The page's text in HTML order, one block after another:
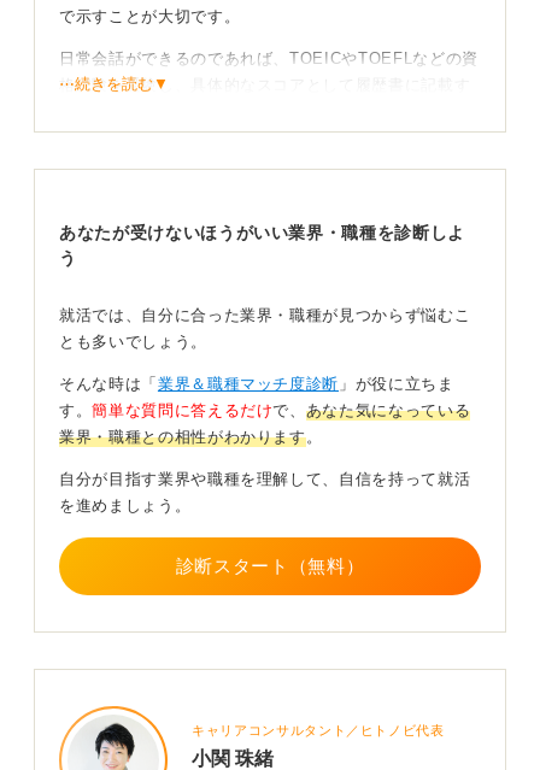
で示すことが大切です。
日常会話ができるのであれば、TOEICやTOEFLなどの資
格試験を受験し、具体的なスコアとして履歴書に記載す
性が高いです。
実際に未経験からでも挑戦しやすい業界としては、海外
とのやり取りがある商社やメーカー、IT企業などが挙げ
られます。
また、空港のグランドスタッフや鉄道会社、インバウン
ド需要の多いホテルや百貨店などの接客業も英語力を活
かすチャンスが豊富にあります。
外資系企業であれば、社内の公用語が英語という場合も
少なくありません。まずは、こうした業界や企業を中心
に情報を集め、自分の英語レベルや興味に合う仕事を探
0
⋯続きを読む▼
あなたが受けないほうがいい業界・職種を診断しよ
う
就活では、自分に合った業界・職種が見つからず悩むこ
とも多いでしょう。
そんな時は「 業界＆職種マッチ度診断 」が役に立ちま
す。簡単な質問に答えるだけで、 あなた気になっている
業界・職種との相性がわかります。
自分が目指す業界や職種を理解して、自信を持って就活
を進めましょう。
診断スタート（無料）
キャリアコンサルタント／ヒトノビ代表
小関 珠緒